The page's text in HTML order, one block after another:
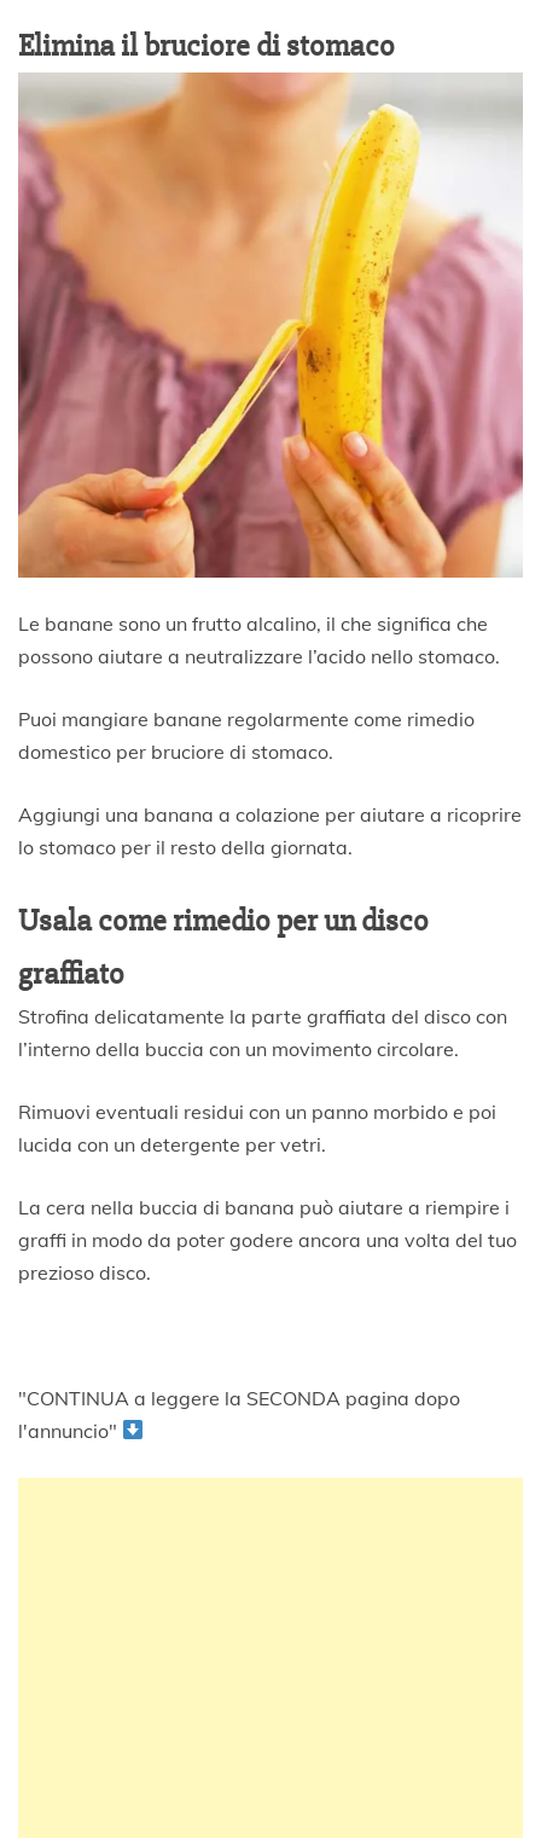
Elimina il bruciore di stomaco
Le banane sono un frutto alcalino, il che significa che
possono aiutare a neutralizzare l’acido nello stomaco.
Puoi mangiare banane regolarmente come rimedio
domestico per bruciore di stomaco.
Aggiungi una banana a colazione per aiutare a ricoprire
lo stomaco per il resto della giornata.
Usala come rimedio per un disco
graffiato
Strofina delicatamente la parte graffiata del disco con
l’interno della buccia con un movimento circolare.
Rimuovi eventuali residui con un panno morbido e poi
lucida con un detergente per vetri.
La cera nella buccia di banana può aiutare a riempire i
graffi in modo da poter godere ancora una volta del tuo
prezioso disco.
"CONTINUA a leggere la SECONDA pagina dopo
l'annuncio"